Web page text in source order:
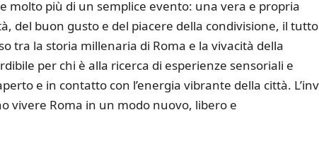
molto più di un semplice evento: una vera e propria
del buon gusto e del piacere della condivisione, il tutto
tra la storia millenaria di Roma e la vivacità della
per chi è alla ricerca di esperienze sensoriali e
e in contatto con l’energia vibrante della città.
vivere Roma in un modo nuovo, libero e